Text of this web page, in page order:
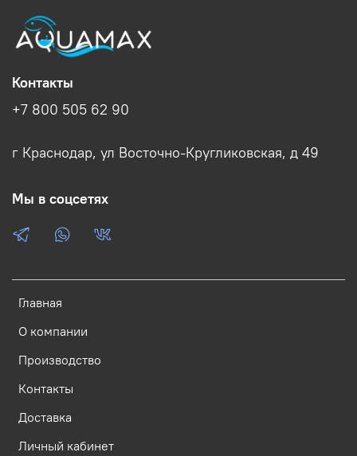
Главная
О компании
Производство
Контакты
Доставка
Личный кабинет
Контакты
+7 800 505 62 90
г Краснодар, ул Восточно-Кругликовская, д 49
Мы в соцсетях